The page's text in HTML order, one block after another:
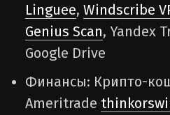
Linguee, Windscribe
Genius Scan, Yandex
Google Drive
Финансы: Крипто-
Ameritrade